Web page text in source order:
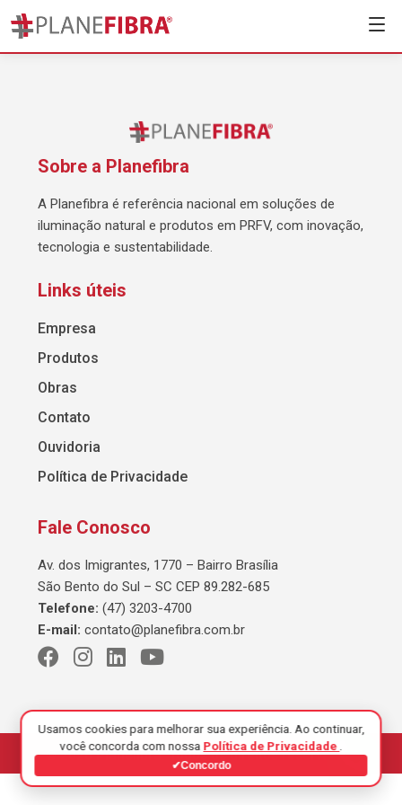
Sobre a Planefibra
A Planefibra é referência nacional em soluções de
iluminação natural e produtos em PRFV, com inovação,
tecnologia e sustentabilidade.
Links úteis
Empresa
Produtos
Obras
Contato
Ouvidoria
Política de Privacidade
Fale Conosco
Av. dos Imigrantes, 1770 – Bairro Brasília
São Bento do Sul – SC CEP 89.282-685
Telefone: (47) 3203-4700
E-mail: contato@planefibra.com.br
© 2026 Planefibra. Todos os direitos reservados.
Usamos cookies para melhorar sua experiência. Ao continuar,
você concorda com nossa Política de Privacidade
✔Concordo